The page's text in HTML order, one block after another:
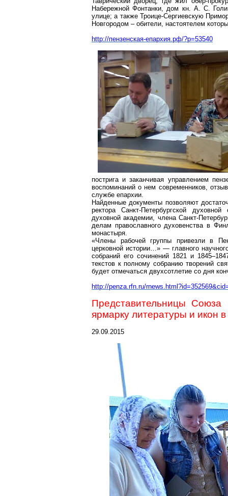
Набережной Фонтанки, дом кн. А. С.
улице; а также Троице-Сергиевскую
Новгородом – обители, настоятелем
http://пензенская-епархия.рф/?p=53540
пострига и заканчивая управлением
воспоминаний о нем современников,
службе епархии.
Найденные документы позволяют
ректора Санкт-Петербургской
духовной академии, члена Санкт-
делам православного духовенства в
монастыря.
«Члены рабочей группы привезли в
церковной истории…» — главного
собраний его сочинений 1821 и
текстов к полному собранию творений
будет отмечаться двухсотлетие со дня
http://penza.rfn.ru/
Представительницы
ярмарку литературы и икон
29.09.2015